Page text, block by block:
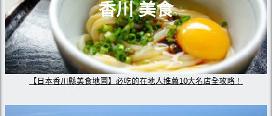
香川 美食
【日本香川縣美食地圖】必吃的在地人推薦10大名店全攻略！